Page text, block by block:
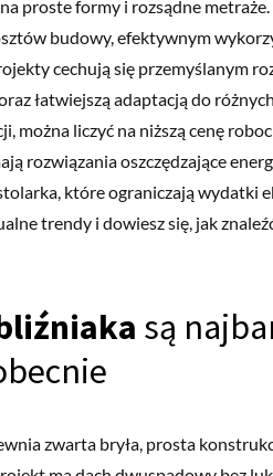
proste formy i rozsądne
budowy, efektywnym
cechują się przemyślanym
łatwiejszą adaptacją do
można liczyć na niższą cenę
rozwiązania oszczędzające
które ograniczają wydatki
trendy i dowiesz się, jak
są
zwarta bryła, prosta